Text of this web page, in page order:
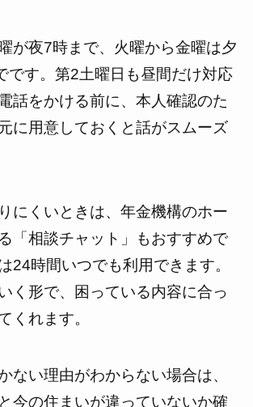
が夜7時まで、火曜から金曜は夕
です。第2土曜日も昼間だけ対応
話をかける前に、本人確認のた
に用意しておくと話がスムーズ
にくいときは、年金機構のホー
「相談チャット」もおすすめで
24時間いつでも利用できます。
く形で、困っている内容に合っ
くれます。
ない理由がわからない場合は、
今の住まいが違っていないか確